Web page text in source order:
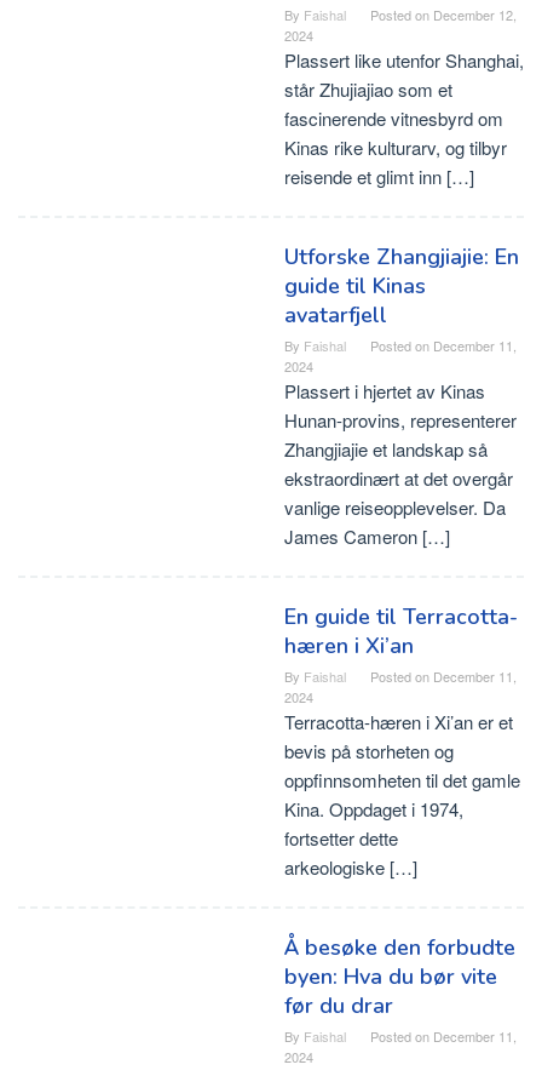
By Faishal Posted on December 12,
2024
Plassert like utenfor Shanghai,
står Zhujiajiao som et
fascinerende vitnesbyrd om
Kinas rike kulturarv, og tilbyr
reisende et glimt inn […]
Utforske Zhangjiajie: En
guide til Kinas
avatarfjell
By Faishal Posted on December 11,
2024
Plassert i hjertet av Kinas
Hunan-provins, representerer
Zhangjiajie et landskap så
ekstraordinært at det overgår
vanlige reiseopplevelser. Da
James Cameron […]
En guide til Terracotta-
hæren i Xi’an
By Faishal Posted on December 11,
2024
Terracotta-hæren i Xi’an er et
bevis på storheten og
oppfinnsomheten til det gamle
Kina. Oppdaget i 1974,
fortsetter dette
arkeologiske […]
Å besøke den forbudte
byen: Hva du bør vite
før du drar
By Faishal Posted on December 11,
2024